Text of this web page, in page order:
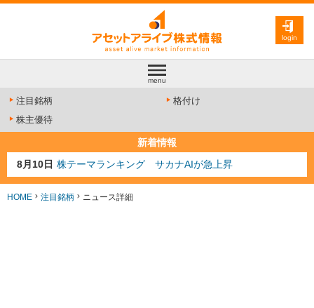
login
menu
注目銘柄
格付け
株主優待
新着情報
8月10日 株テーマランキング サカナAIが急上昇
8月9日 資源注目株 8月9日更新
8月4日 AI注目株 8月4日更新
HOME 注目銘柄 ニュース詳細